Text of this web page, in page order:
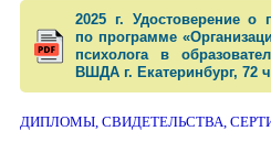
2025 г. Удостоверение
по программе
психолога в
ВШДА г. Екатеринбург, 72
ДИПЛОМЫ, СВИДЕТЕЛЬСТВА,